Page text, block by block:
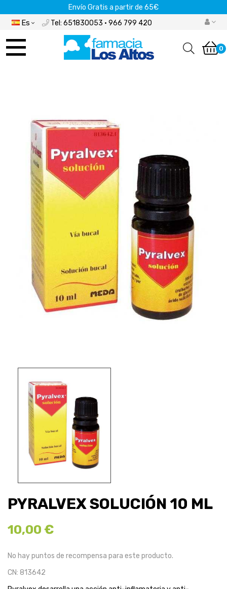
Envío Gratis a partir de 65€
Es Tel: 651830053 · 966 799 420
Navegación 0
PYRALVEX SOLUCIÓN 10 ML
10,00 €
No hay puntos de recompensa para este producto.
CN: 813642